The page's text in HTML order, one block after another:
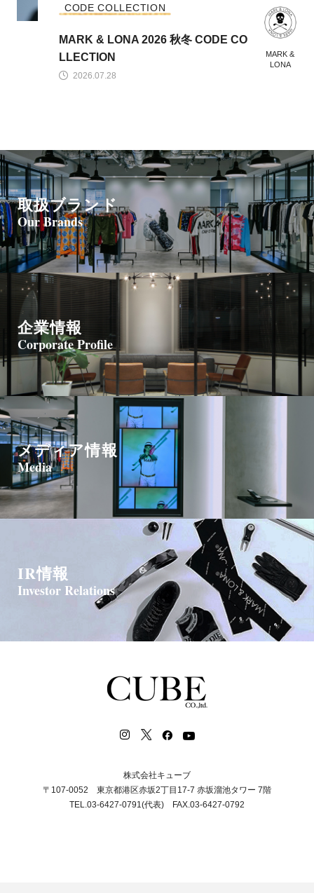
MARK &
LONA
2026.07.28
CODE COLLECTION
MARK & LONA 2026 秋冬 CODE CO
LLECTION
取扱ブランド
Our Brands
企業情報
Corporate Profile
メディア情報
Media
IR情報
Investor Relations
株式会社キューブ
〒107-0052 東京都港区赤坂2丁目17-7 赤坂溜池タワー 7階
TEL.03-6427-0791(代表) FAX.03-6427-0792